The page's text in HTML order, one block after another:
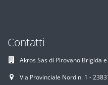
Contatti
Akros Sas di Pirovano Brigida e
Via Provinciale Nord n. 1 -